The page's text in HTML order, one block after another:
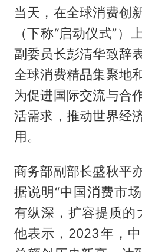
当天，在全球消费创
（下称“启动仪式”）
副委员长彭清华致辞
全球消费精品集聚地
为促进国际交流与合
活需求，推动世界经
用。
商务部副部长盛秋平
据说明“中国消费市
有纵深，扩容提质的
他表示，2023年，